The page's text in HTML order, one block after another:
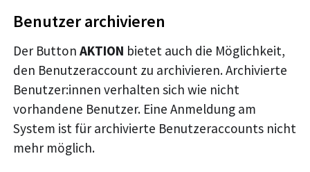
Benutzer archivieren
Der ButtonAKTION bietet auch die Möglichkeit,
den Benutzeraccount zu archivieren. Archivierte
Benutzer:innen verhalten sich wie nicht
vorhandene Benutzer. Eine Anmeldung am
System ist für archivierte Benutzeraccounts nicht
mehr möglich.